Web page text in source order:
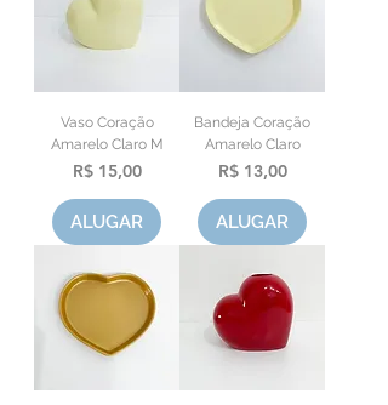
Vaso Coração
Amarelo Claro M
Preço
R$ 15,00
ALUGAR
Bandeja Coração
Amarelo Claro
Preço
R$ 13,00
ALUGAR